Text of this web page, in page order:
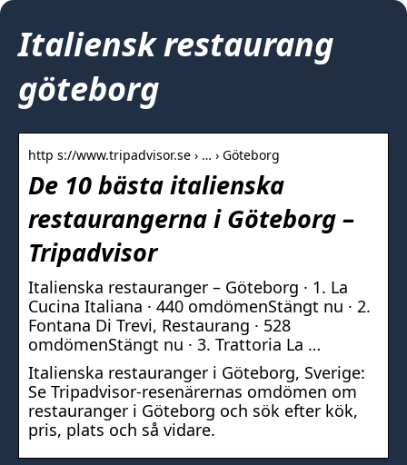
Italiensk restaurang
göteborg
http s://www.tripadvisor.se › … › Göteborg
De 10 bästa italienska
restaurangerna i Göteborg –
Tripadvisor
Italienska restauranger – Göteborg · 1. La
Cucina Italiana · 440 omdömenStängt nu · 2.
Fontana Di Trevi, Restaurang · 528
omdömenStängt nu · 3. Trattoria La …
Italienska restauranger i Göteborg, Sverige:
Se Tripadvisor-resenärernas omdömen om
restauranger i Göteborg och sök efter kök,
pris, plats och så vidare.